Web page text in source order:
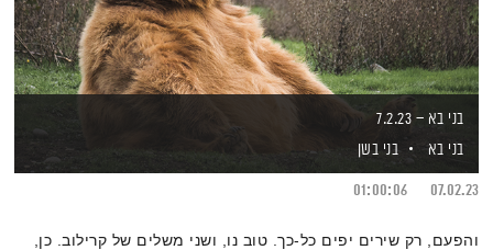
בני בא – 7.2.23
בני בא
בני בשן
07.02.23
01:00:06
והפעם, רק שירים יפים כל-כך. טוב נו, ושני משלים של קרילוב. כן,